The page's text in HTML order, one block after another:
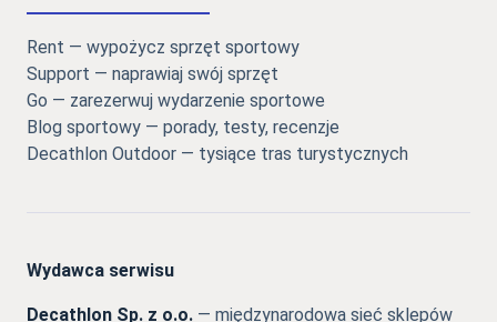
Rent — wypożycz sprzęt sportowy
Support — naprawiaj swój sprzęt
Go — zarezerwuj wydarzenie sportowe
Blog sportowy — porady, testy, recenzje
Decathlon Outdoor — tysiące tras turystycznych
Wydawca serwisu
Decathlon Sp. z o.o. — międzynarodowa sieć sklepów